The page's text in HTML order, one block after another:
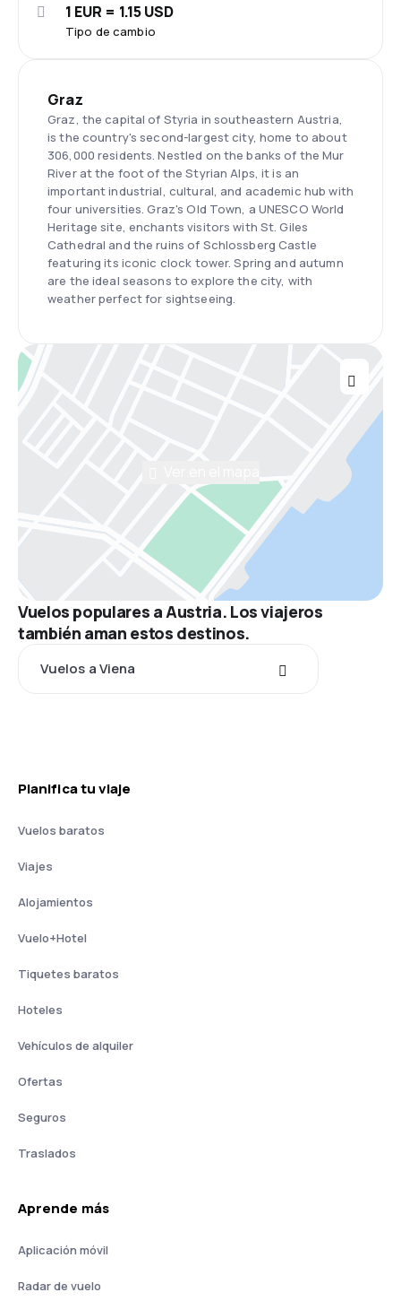
Tipo de cambio
1 EUR = 1.15 USD
Graz
Graz, the capital of Styria in southeastern Austria,
is the country's second-largest city, home to about
306,000 residents. Nestled on the banks of the Mur
River at the foot of the Styrian Alps, it is an
important industrial, cultural, and academic hub with
four universities. Graz's Old Town, a UNESCO World
Heritage site, enchants visitors with St. Giles
Cathedral and the ruins of Schlossberg Castle
featuring its iconic clock tower. Spring and autumn
are the ideal seasons to explore the city, with
weather perfect for sightseeing.
Vuelos populares a Austria. Los viajeros
también aman estos destinos.
Vuelos a Viena
Planifica tu viaje
Vuelos baratos
Viajes
Alojamientos
Vuelo+Hotel
Tiquetes baratos
Hoteles
Vehículos de alquiler
Ofertas
Seguros
Traslados
Aprende más
Aplicación móvil
Radar de vuelo